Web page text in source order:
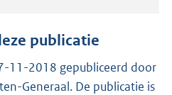
t
e
:
publicatie
11-2018 gepubliceerd door
Generaal. De publicatie is